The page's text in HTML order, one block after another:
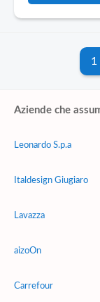
1
Aziende che
Leonardo S.p.a
Italdesign Giugiaro
Lavazza
aizoOn
Carrefour